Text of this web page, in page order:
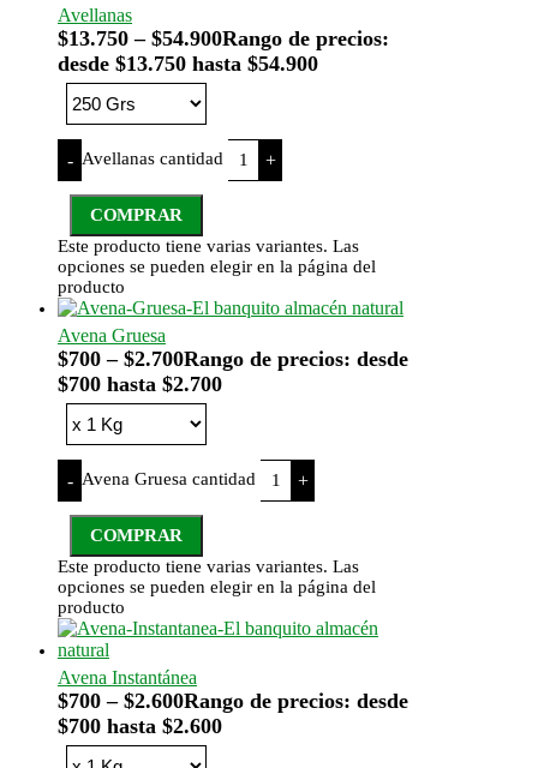
Avellanas
$13.750 – $54.900Rango de precios:
desde $13.750 hasta $54.900
- Avellanas cantidad +
COMPRAR
Este producto tiene varias variantes. Las
opciones se pueden elegir en la página del
producto
Avena Gruesa
$700 – $2.700Rango de precios: desde
$700 hasta $2.700
- Avena Gruesa cantidad +
COMPRAR
Este producto tiene varias variantes. Las
opciones se pueden elegir en la página del
producto
Avena Instantánea
$700 – $2.600Rango de precios: desde
$700 hasta $2.600